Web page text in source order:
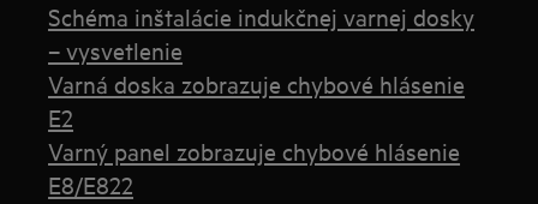
Schéma inštalácie indukčnej varnej dosky
– vysvetlenie
Varná doska zobrazuje chybové hlásenie
E2
Varný panel zobrazuje chybové hlásenie
E8/E822